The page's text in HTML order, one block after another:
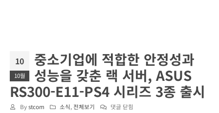
10
10월
중소기업에 적합한 안정성과
성능을 갖춘 랙 서버, ASUS
RS300-E11-PS4 시리즈 3종 출시
Bystcom 소식, 전체보기
중
댓글 닫힘